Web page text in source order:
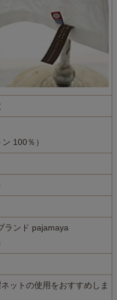
100％）
ランド pajamaya
ットの使用をおすすめしま